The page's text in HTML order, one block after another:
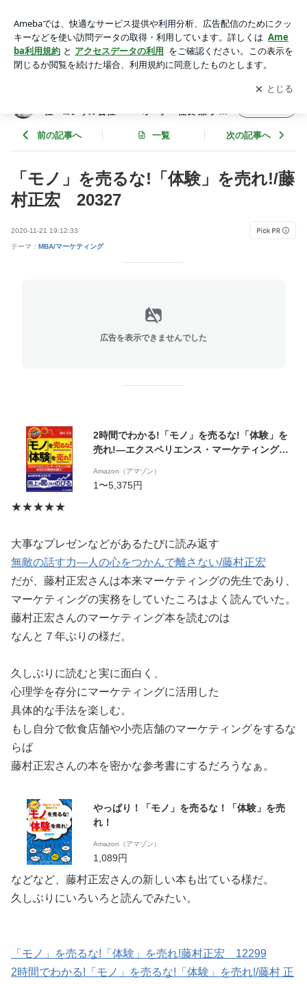
冊×今年22年目 武道場主 兼 投資会社・コンサル会社
オーナー社長 兼 グロービス経営大学院准教授による読書日記
アプリをダウンロードして ブログの更新通知
を受け取りまし
ょう。
開く
社・コンサル会社 オーナー社長 兼 グロ
前の記事へ 一覧 次の記事へ
「モノ」を売るな!「体験」を売れ!/藤
村正宏 20327
2020-11-21 19:12:33
テーマ： MBA/マーケティング
広告を表示できませんでした
2時間でわかる!「モノ」を売るな!「体験」を
売れ!―エクスペリエンス・マーケティングが
Amazon（アマゾン）
1〜5,375円
★★★★★
大事なプレゼンなどがあるたびに読み返す
無敵の話す力―人の心をつかんで離さない/藤村正宏
だが、藤村正宏さんは本来マーケティングの先生であり、
マーケティングの実務をしていたころはよく読んでいた。
藤村正宏さんのマーケティング本を読むのは
なんと７年ぶりの様だ。
久しぶりに読むと実に面白く、
心理学を存分にマーケティングに活用した
具体的な手法を楽しむ。
もし自分で飲食店舗や小売店舗のマーケティングをするな
らば
藤村正宏さんの本を密かな参考書にするだろうなぁ。
やっぱり！「モノ」を売るな！「体験」を売
れ！
Amazon（アマゾン）
1,089円
などなど、藤村正宏さんの新しい本も出ている様だ。
久しぶりにいろいろと読んでみたい。
「モノ」を売るな!「体験」を売れ!藤村正宏 12299
2時間でわかる!「モノ」を売るな!「体験」を売れ!/藤村 正